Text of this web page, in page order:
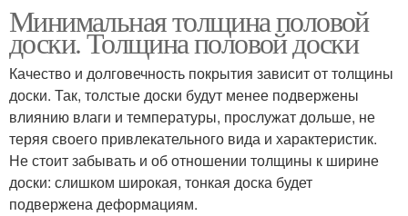
Минимальная толщина половой
доски. Толщина половой доски
Качество и долговечность покрытия зависит от толщины
доски. Так, толстые доски будут менее подвержены
влиянию влаги и температуры, прослужат дольше, не
теряя своего привлекательного вида и характеристик.
Не стоит забывать и об отношении толщины к ширине
доски: слишком широкая, тонкая доска будет
подвержена деформациям.